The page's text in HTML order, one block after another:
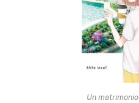
Un